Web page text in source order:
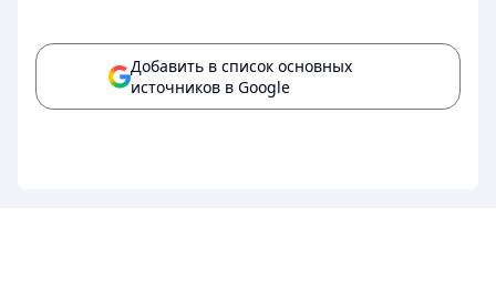
Добавить в список основных
источников в Google